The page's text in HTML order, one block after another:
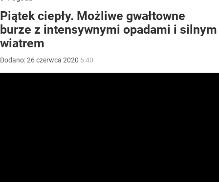
Piątek ciepły. Możliwe gwałtowne
burze z intensywnymi opadami i silnym
wiatrem
Dodano:26czerwca 2020 6:40